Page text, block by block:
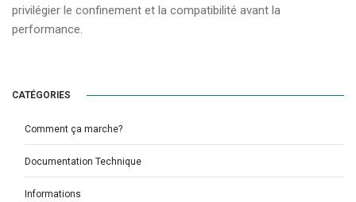
privilégier le confinement et la compatibilité avant la
performance.
CATÉGORIES
Comment ça marche?
Documentation Technique
Informations